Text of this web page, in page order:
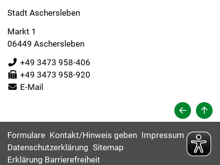
Stadt Aschersleben
Markt 1
06449 Aschersleben
+49 3473 958-406
+49 3473 958-920
E-Mail
Formulare Kontakt/Hinweis geben Impressum
Datenschutzerklärung Sitemap
Erklärung Barrierefreiheit